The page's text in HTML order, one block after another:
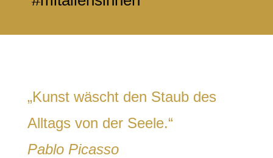
„Kunst wäscht den Staub des
Alltags von der Seele.“
Pablo Picasso